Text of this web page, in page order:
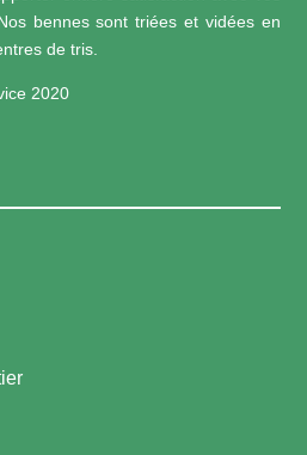
bennes sont triées et vidées en
de tris.
2020